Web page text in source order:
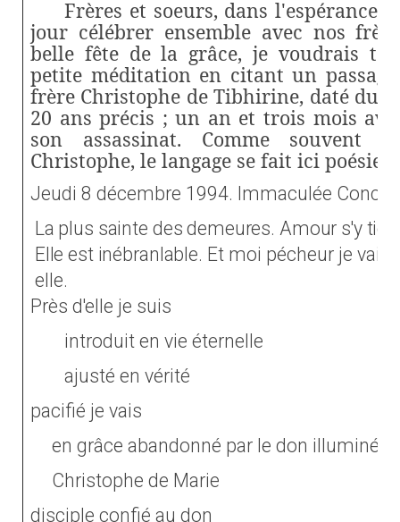
Frères et soeurs, dans l'espérance
jour célébrer ensemble avec nos
belle fête de la grâce, je voudrais
petite méditation en citant un
frère Christophe de Tibhirine, daté du
20 ans précis ; un an et trois mois
son assassinat. Comme
Christophe, le langage se fait ici poésie
Jeudi 8 décembre 1994. Immaculée
La plus sainte des demeures. Amour s'y
Elle est inébranlable. Et moi pécheur je vais
elle.
Près d'elle je suis
introduit en vie éternelle
ajusté en vérité
pacifié je vais
en grâce abandonné par le don illuminé
Christophe de Marie
disciple confié au don